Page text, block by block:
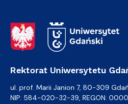
Adres Rektoratu
Rektorat Uniwersytetu
ul. prof. Marii Janion 7, 80-309
NIP: 584-020-32-39, REGON: